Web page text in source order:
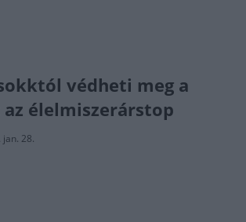
védheti meg a
élelmiszerárstop
jan. 28.